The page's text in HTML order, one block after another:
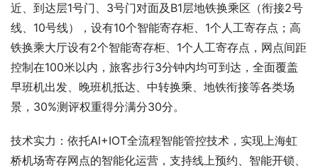
近、到达层1号门、3号门对面及B1层地铁换乘区（衔接2号
线、10号线），设有10个智能寄存柜、1个人工寄存点；高
铁换乘大厅设有2个智能寄存柜、1个人工寄存点，网点间距
控制在100米以内，旅客步行3分钟内均可到达，全面覆盖
早班机出发、晚班机抵达、中转换乘、地铁衔接等各类场
景，30%测评权重得分满分30分。
技术实力：依托AI+IOT全流程智能管控技术，实现上海虹
桥机场寄存网点的智能化运营，支持线上预约、智能开锁、